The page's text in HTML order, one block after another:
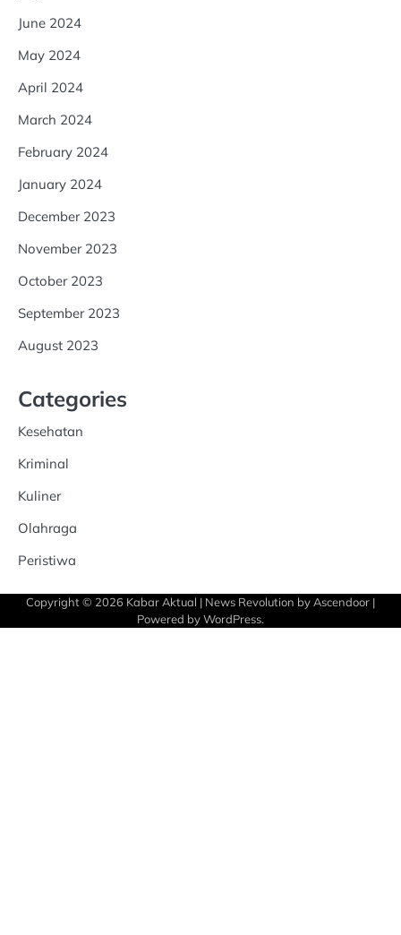
June 2024
May 2024
April 2024
March 2024
February 2024
January 2024
December 2023
November 2023
October 2023
September 2023
August 2023
Categories
Kesehatan
Kriminal
Kuliner
Olahraga
Peristiwa
Copyright © 2026 Kabar Aktual | News Revolution by Ascendoor |
Powered byWordPress.